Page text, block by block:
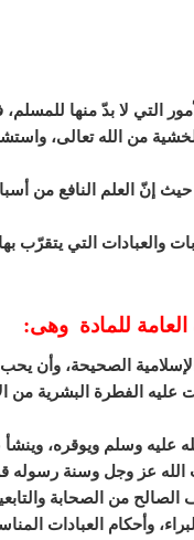
التي لا بدّ منها
من الله تعالى،
حيث إنّ العلم النافع من
والعبادات التي يتقرّب
للمادة وهى:
الفطرة البشرية من